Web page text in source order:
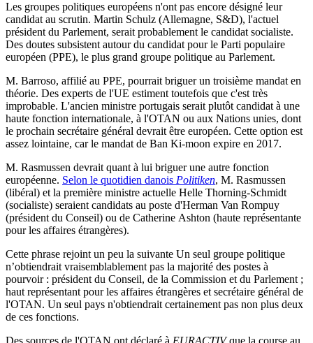
Les groupes politiques européens n'ont pas encore désigné leur
candidat au scrutin. Martin Schulz (Allemagne, S&D), l'actuel
président du Parlement, serait probablement le candidat socialiste.
Des doutes subsistent autour du candidat pour le Parti populaire
européen (PPE), le plus grand groupe politique au Parlement.
M. Barroso, affilié au PPE, pourrait briguer un troisième mandat en
théorie. Des experts de l'UE estiment toutefois que c'est très
improbable. L'ancien ministre portugais serait plutôt candidat à une
haute fonction internationale, à l'OTAN ou aux Nations unies, dont
le prochain secrétaire général devrait être européen. Cette option est
assez lointaine, car le mandat de Ban Ki-moon expire en 2017.
M. Rasmussen devrait quant à lui briguer une autre fonction
européenne. Selon le quotidien danois Politiken, M. Rasmussen
(libéral) et la première ministre actuelle Helle Thorning-Schmidt
(socialiste) seraient candidats au poste d'Herman Van Rompuy
(président du Conseil) ou de Catherine Ashton (haute représentante
pour les affaires étrangères).
Cette phrase rejoint un peu la suivante Un seul groupe politique
n’obtiendrait vraisemblablement pas la majorité des postes à
pourvoir : président du Conseil, de la Commission et du Parlement ;
haut représentant pour les affaires étrangères et secrétaire général de
l'OTAN. Un seul pays n'obtiendrait certainement pas non plus deux
de ces fonctions.